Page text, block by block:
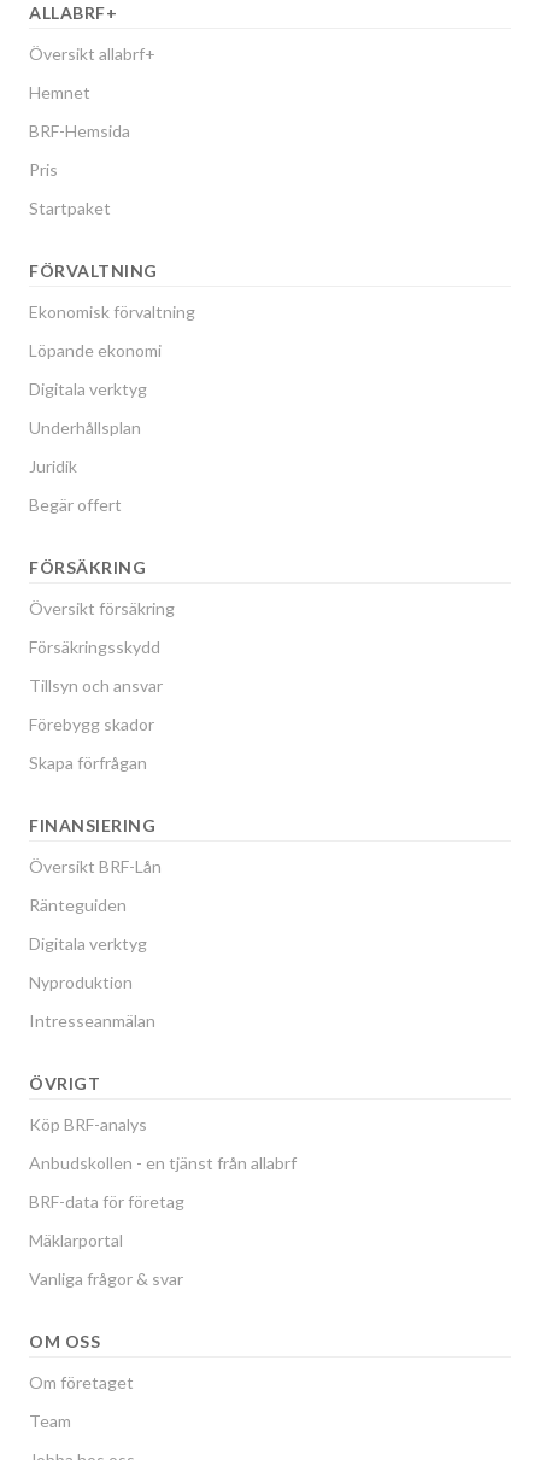
ALLABRF+
Översikt allabrf+
Hemnet
BRF-Hemsida
Pris
Startpaket
FÖRVALTNING
Ekonomisk förvaltning
Löpande ekonomi
Digitala verktyg
Underhållsplan
Juridik
Begär offert
FÖRSÄKRING
Översikt försäkring
Försäkringsskydd
Tillsyn och ansvar
Förebygg skador
Skapa förfrågan
FINANSIERING
Översikt BRF-Lån
Ränteguiden
Digitala verktyg
Nyproduktion
Intresseanmälan
ÖVRIGT
Köp BRF-analys
Anbudskollen - en tjänst från allabrf
BRF-data för företag
Mäklarportal
Vanliga frågor & svar
OM OSS
Om företaget
Team